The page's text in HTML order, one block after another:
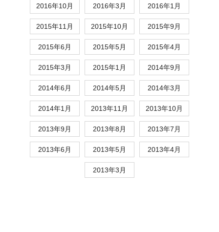
2016年10月 2016年3月 2016年1月
2015年11月 2015年10月 2015年9月
2015年6月 2015年5月 2015年4月
2015年3月 2015年1月 2014年9月
2014年6月 2014年5月 2014年3月
2014年1月 2013年11月 2013年10月
2013年9月 2013年8月 2013年7月
2013年6月 2013年5月 2013年4月
2013年3月